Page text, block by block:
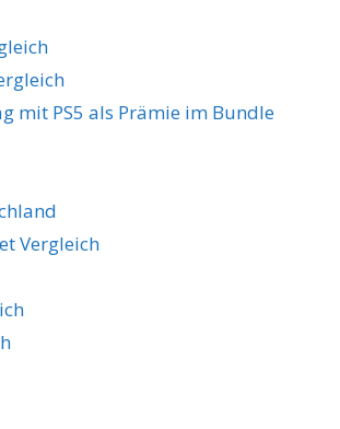
mit PS5 als Prämie im Bundle
Vergleich